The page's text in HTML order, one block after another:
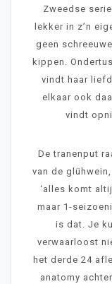
Zweedse
lekker in z’n
geen
kippen.
vindt haar
elkaar ook
vindt
De tranenput
van de
‘alles komt
maar 1-
is dat. Je
verwaarloost
het derde 24
anatomy